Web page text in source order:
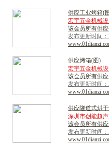
供应工业烤箱(图
宏宇五金机械
该会员所有供
发布更新时间：
供应烤箱(图)
宏宇五金机械
该会员所有供
发布更新时间：
供应隧道式烘干
深圳市创能超
该会员所有供
发布更新时间：